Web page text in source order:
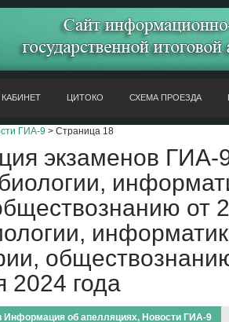
ЦИТОКО СХЕМА ПРОЕЗДА
ГИА-9 > Страница 18
экзаменов ГИА-
от
2024 года
Информация об апелляциях, Новости ГИА-9